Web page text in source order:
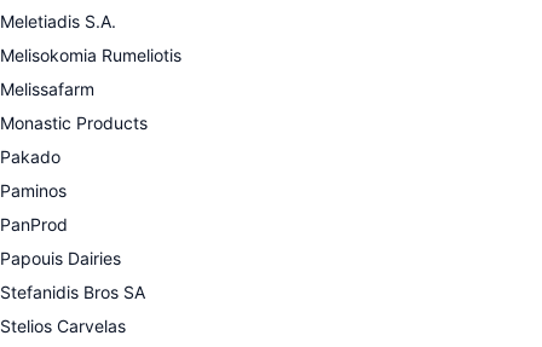
Meletiadis S.A.
Melisokomia Rumeliotis
Melissafarm
Monastic Products
Pakado
Paminos
PanProd
Papouis Dairies
Stefanidis Bros SA
Stelios Carvelas